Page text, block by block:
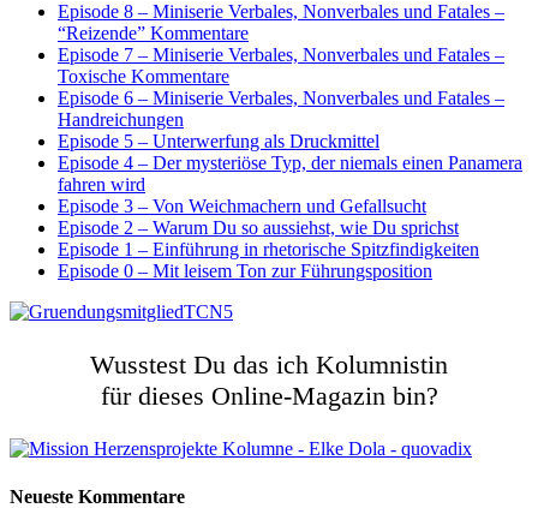
Episode 8 – Miniserie Verbales, Nonverbales und Fatales –
“Reizende” Kommentare
Episode 7 – Miniserie Verbales, Nonverbales und Fatales –
Toxische Kommentare
Episode 6 – Miniserie Verbales, Nonverbales und Fatales –
Handreichungen
Episode 5 – Unterwerfung als Druckmittel
Episode 4 – Der mysteriöse Typ, der niemals einen Panamera
fahren wird
Episode 3 – Von Weichmachern und Gefallsucht
Episode 2 – Warum Du so aussiehst, wie Du sprichst
Episode 1 – Einführung in rhetorische Spitzfindigkeiten
Episode 0 – Mit leisem Ton zur Führungsposition
Wusstest Du das ich Kolumnistin
für dieses Online-Magazin bin?
Neueste Kommentare